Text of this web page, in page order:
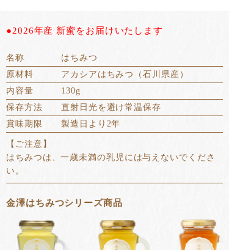
●2026年産 新蜜をお届けいたします
名称
はちみつ
原材料
アカシアはちみつ（石川県産）
内容量
130g
保存方法
直射日光を避け常温保存
賞味期限
製造日より2年
【ご注意】
はちみつは、一歳未満の乳児には与えないでくださ
い。
金澤はちみつシリーズ商品